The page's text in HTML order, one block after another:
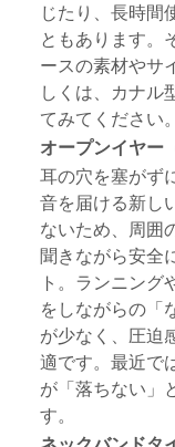
じたり、長時間
ともあります。
ースの素材やサ
しくは、 カナル
てみてください。
オープンイヤー
耳の穴を塞がず
音を届ける新し
ないため、周囲
聞きながら安全
ト。ランニング
をしながらの「
が少なく、圧迫
適です。最近で
が「落ちない」
す。